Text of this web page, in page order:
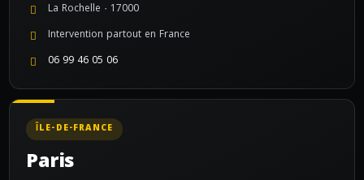
La Rochelle · 17000
Intervention partout en France
06 99 46 05 06
ÎLE-DE-FRANCE
Paris